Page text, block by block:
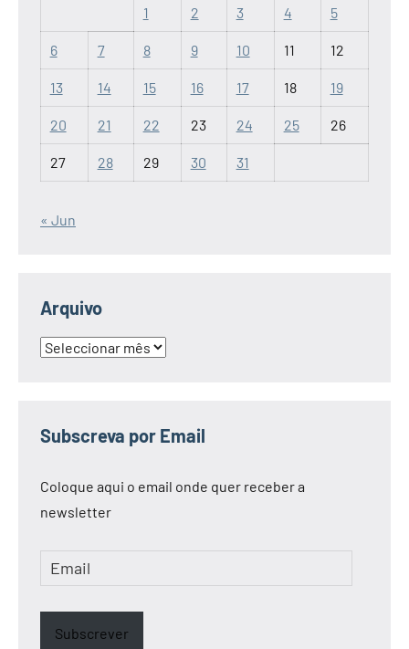
1 2 3 4 5
6 7 8 9 10 11 12
13 14 15 16 17 18 19
20 21 22 23 24 25 26
27 28 29 30 31
« Jun
Arquivo
Arquivo
Subscreva por Email
Coloque aqui o email onde quer receber a
newsletter
Email
Subscrever